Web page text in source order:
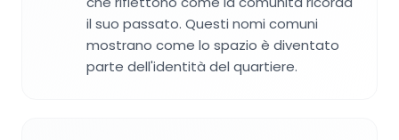
il suo passato. Questi nomi comuni
mostrano come lo spazio è diventato
parte dell'identità del quartiere.